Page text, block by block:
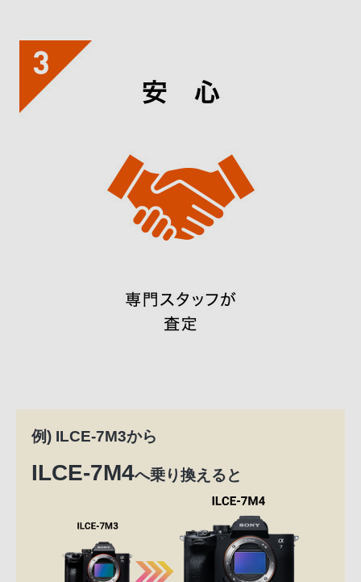
例) ILCE-7M3から
ILCE-7M4へ乗り換えると